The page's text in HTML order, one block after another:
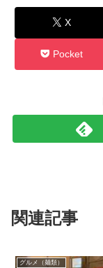
X
Pocket
関連記事
グルメ（麺類）